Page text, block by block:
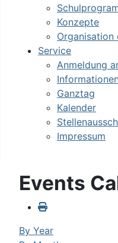
Konzepte
Organisation
Service
Anmeldung
Ganztag
Kalender
Impressum
Events
By Year